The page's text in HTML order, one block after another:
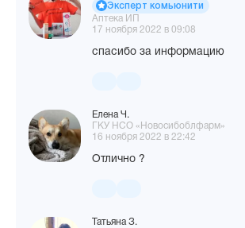
Эксперт комьюнити
Аптека ИП
17 ноября 2022 в 09:08
спасибо за информацию
Елена Ч.
ГКУ НСО «Новосибоблфарм»
16 ноября 2022 в 22:42
Отлично ?
Татьяна З.